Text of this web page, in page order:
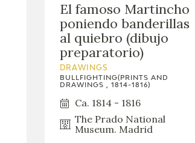
El famoso Martincho
poniendo banderillas
al quiebro (dibujo
preparatorio)
DRAWINGS
BULLFIGHTING(PRINTS AND
DRAWINGS , 1814-1816)
Ca. 1814 - 1816
The Prado National
Museum. Madrid